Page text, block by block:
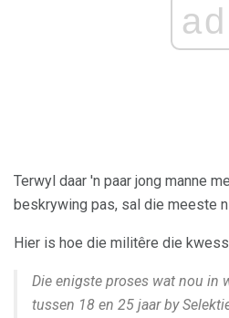
ad
Terwyl daar 'n paar jong manne
beskrywing pas, sal die meeste
Hier is hoe die militêre die
Die enigste proses wat nou in
tussen 18 en 25 jaar by